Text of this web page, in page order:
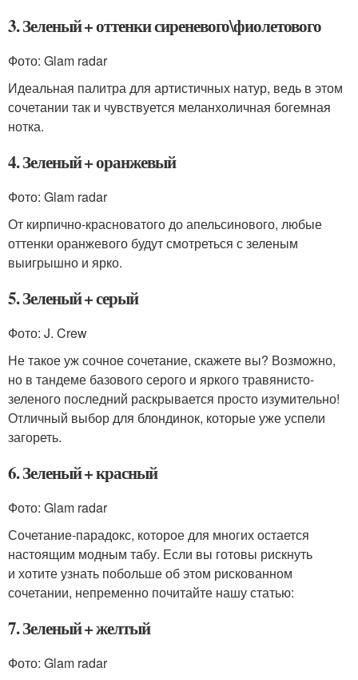
3. Зеленый + оттенки сиреневого\фиолетового
Фото: Glam radar
Идеальная палитра для артистичных натур, ведь в этом
сочетании так и чувствуется меланхоличная богемная
нотка.
4. Зеленый + оранжевый
Фото: Glam radar
От кирпично-красноватого до апельсинового, любые
оттенки оранжевого будут смотреться с зеленым
выигрышно и ярко.
5. Зеленый + серый
Фото: J. Crew
Не такое уж сочное сочетание, скажете вы? Возможно,
но в тандеме базового серого и яркого травянисто-
зеленого последний раскрывается просто изумительно!
Отличный выбор для блондинок, которые уже успели
загореть.
6. Зеленый + красный
Фото: Glam radar
Сочетание-парадокс, которое для многих остается
настоящим модным табу. Если вы готовы рискнуть
и хотите узнать побольше об этом рискованном
сочетании, непременно почитайте нашу статью:
7. Зеленый + желтый
Фото: Glam radar